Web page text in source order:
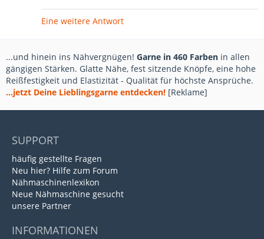
Eine weitere Antwort
...und hinein ins Nähvergnügen! Garne in 460 Farben in allen
gängigen Stärken. Glatte Nähe, fest sitzende Knöpfe, eine hohe
Reißfestigkeit und Elastizität - Qualität für höchste Ansprüche.
...jetzt Deine Lieblingsgarne entdecken! [Reklame]
SUPPORT
häufig gestellte Fragen
Neu hier? Hilfe zum Forum
Nähmaschinenlexikon
Neue Nähmaschine gesucht
unsere Partner
INFORMATIONEN